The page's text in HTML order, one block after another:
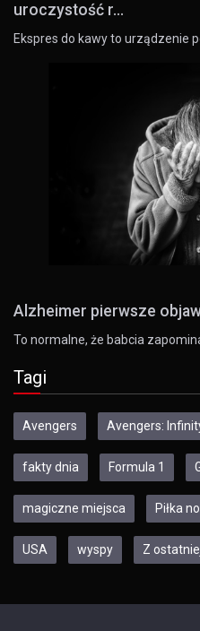
uroczystość r...
Ekspres do kawy to urządzenie
Alzheimer pierwsze
To normalne, że babcia
Tagi
Avengers Avengers:
fakty dnia Formula 1
magiczne miejsca Piłka
USA wyspy Z